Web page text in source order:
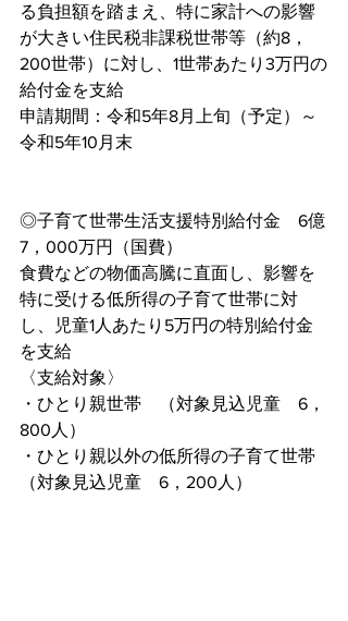
る負担額を踏まえ、特に家計への影響
が大きい住民税非課税世帯等（約8，
200世帯）に対し、1世帯あたり3万円の
給付金を支給
申請期間：令和5年8月上旬（予定）～
令和5年10月末
◎子育て世帯生活支援特別給付金　6億
7，000万円（国費）
食費などの物価高騰に直面し、影響を
特に受ける低所得の子育て世帯に対
し、児童1人あたり5万円の特別給付金
を支給
〈支給対象〉
・ひとり親世帯　（対象見込児童　6，
800人）
・ひとり親以外の低所得の子育て世帯
（対象見込児童　6，200人）